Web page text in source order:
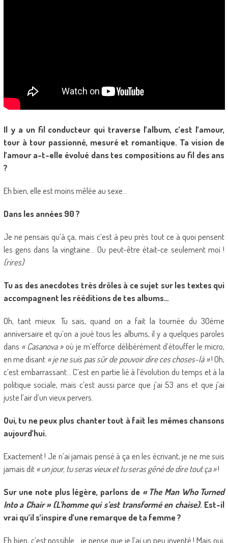
Il y a un fil conducteur qui traverse l’album, c’est l’amour,
tour à tour passionné, mesuré et romantique. Ta vision de
l’amour a-t-elle évolué dans tes compositions au fil des ans
?
Eh bien, elle est moins mêlée au sexe…
Dans les années 90 ?
Je ne pensais qu’à ça, mais c’est à peu près tout ce à quoi pensent
les gens dans la vingtaine… Ou peut-être était-ce seulement moi !
(rires)
Tu as des anecdotes très drôles à ce sujet sur les textes qui
accompagnent les rééditions de tes albums…
Oh, tant mieux. Tu sais, quand on a fait la tournée du 30ème
anniversaire et qu’on a joué tous les albums, il y a quelques paroles
dans « Casanova »où je m’efforce délibérément d’étouffer le micro,
en me disant « je ne suis pas sûr de pouvoir dire ces choses-là »! Oh,
c’est embarrassant… C’est en partie lié à l’évolution du temps et à la
politique sociale, mais c’est aussi parce que j’ai 53 ans et que j’ai
juste l’air d’un vieux pervers.
Oui, tu ne peux plus chanter tout à fait les mêmes chansons
aujourd’hui.
Exactement ! Je n’ai jamais pensé à ça en les écrivant, je ne me suis
jamais dit« un jour, tu seras vieux et tu seras gêné de dire tout ça »!
Sur une note plus légère, parlons de « The Man Who Turned
Into a Chair » (L’homme qui s’est transformé en chaise). Est-il
vrai qu’il s’inspire d’une remarque de ta femme ?
Eh bien, c’est possible… je pense que je l’ai un peu inventé ! Mais oui,